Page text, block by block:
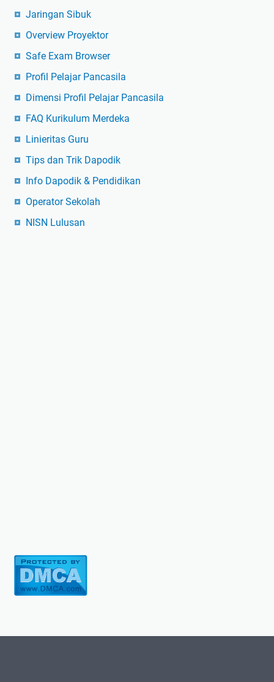
Jaringan Sibuk
Overview Proyektor
Safe Exam Browser
Profil Pelajar Pancasila
Dimensi Profil Pelajar Pancasila
FAQ Kurikulum Merdeka
Linieritas Guru
Tips dan Trik Dapodik
Info Dapodik & Pendidikan
Operator Sekolah
NISN Lulusan